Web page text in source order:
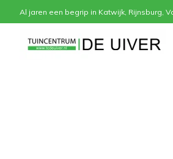
Al jaren een begrip in Katwijk, Rijnsburg,